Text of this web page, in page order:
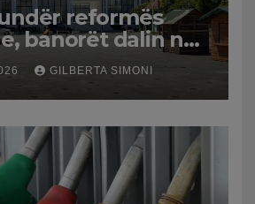
reformës
banorët dalin në
GILBERTA SIMONI